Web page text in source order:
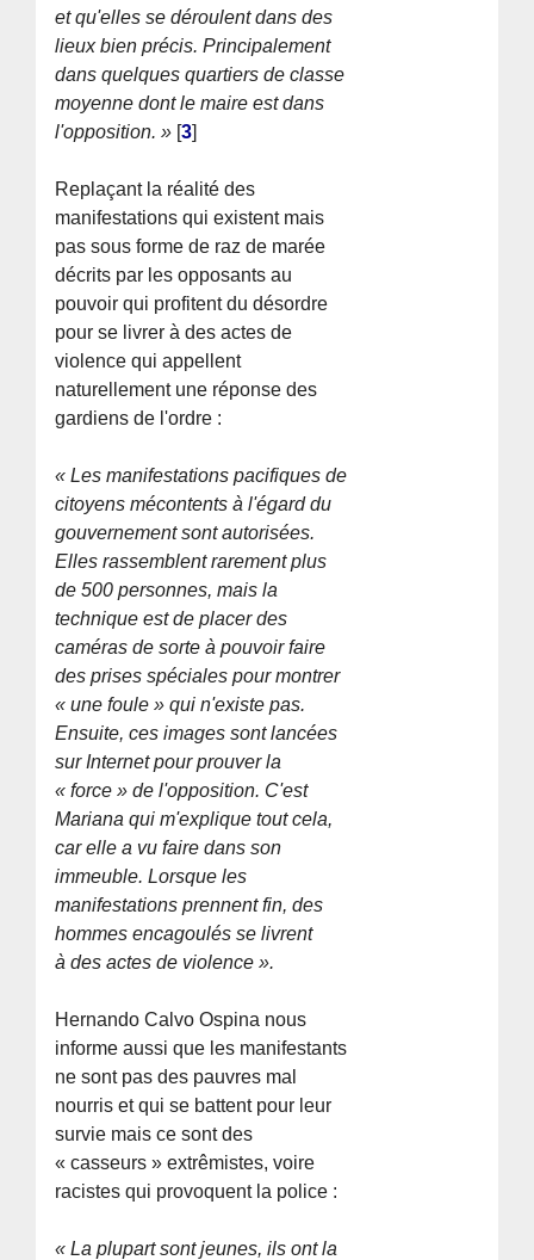
et qu'elles se déroulent dans des
lieux bien précis. Principalement
dans quelques quartiers de classe
moyenne dont le maire est dans
l'opposition. » [3]
Replaçant la réalité des
manifestations qui existent mais
pas sous forme de raz de marée
décrits par les opposants au
pouvoir qui profitent du désordre
pour se livrer à des actes de
violence qui appellent
naturellement une réponse des
gardiens de l'ordre :
« Les manifestations pacifiques de
citoyens mécontents à l'égard du
gouvernement sont autorisées.
Elles rassemblent rarement plus
de 500 personnes, mais la
technique est de placer des
caméras de sorte à pouvoir faire
des prises spéciales pour montrer
« une foule » qui n'existe pas.
Ensuite, ces images sont lancées
sur Internet pour prouver la
« force » de l'opposition. C'est
Mariana qui m'explique tout cela,
car elle a vu faire dans son
immeuble. Lorsque les
manifestations prennent fin, des
hommes encagoulés se livrent
à des actes de violence ».
Hernando Calvo Ospina nous
informe aussi que les manifestants
ne sont pas des pauvres mal
nourris et qui se battent pour leur
survie mais ce sont des
« casseurs » extrêmistes, voire
racistes qui provoquent la police :
« La plupart sont jeunes, ils ont la